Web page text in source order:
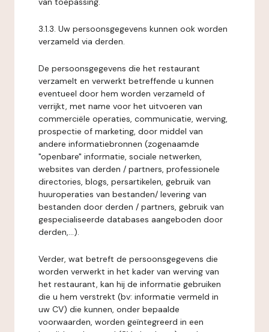
3.1.3. Uw persoonsgegevens kunnen ook worden
verzameld via derden.
De persoonsgegevens die het restaurant
verzamelt en verwerkt betreffende u kunnen
eventueel door hem worden verzameld of
verrijkt, met name voor het uitvoeren van
commerciële operaties, communicatie, werving,
prospectie of marketing, door middel van
andere informatiebronnen (zogenaamde
"openbare" informatie, sociale netwerken,
websites van derden / partners, professionele
directories, blogs, persartikelen, gebruik van
huuroperaties van bestanden/ levering van
bestanden door derden / partners, gebruik van
gespecialiseerde databases aangeboden door
derden,...).
Verder, wat betreft de persoonsgegevens die
worden verwerkt in het kader van werving van
het restaurant, kan hij de informatie gebruiken
die u hem verstrekt (bv: informatie vermeld in
uw CV) die kunnen, onder bepaalde
voorwaarden, worden geïntegreerd in een